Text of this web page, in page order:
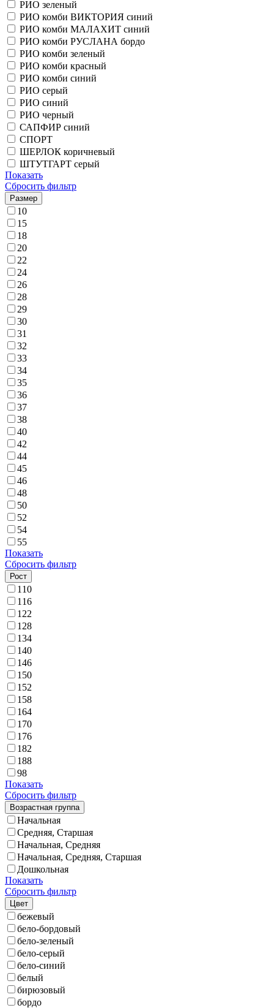
РИО зеленый
РИО комби ВИКТОРИЯ синий
РИО комби МАЛАХИТ синий
РИО комби РУСЛАНА бордо
РИО комби зеленый
РИО комби красный
РИО комби синий
РИО серый
РИО синий
РИО черный
САПФИР синий
СПОРТ
ШЕРЛОК коричневый
ШТУТГАРТ серый
Показать
Сбросить фильтр
Размер
10
15
18
20
22
24
26
28
29
30
31
32
33
34
35
36
37
38
40
42
44
45
46
48
50
52
54
55
Показать
Сбросить фильтр
Рост
110
116
122
128
134
140
146
150
152
158
164
170
176
182
188
98
Показать
Сбросить фильтр
Возрастная группа
Начальная
Средняя, Старшая
Начальная, Средняя
Начальная, Средняя, Старшая
Дошкольная
Показать
Сбросить фильтр
Цвет
бежевый
бело-бордовый
бело-зеленый
бело-серый
бело-синий
белый
бирюзовый
бордо